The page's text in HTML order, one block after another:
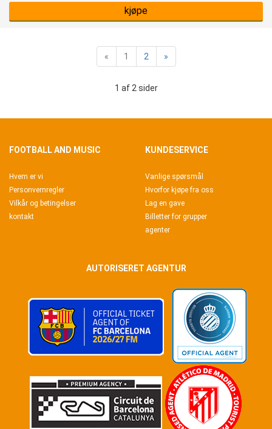
kjøpe
« 1 2 »
1 af 2 sider
FOOTBALL AND MUSIC
Hvem er vi
Personvernregler
Vilkår og betingelser
kontakt
KUNDESERVICE
Vanlige spørsmål
Hvorfor kjøpe fra oss
Lag en gave
Billetter for grupper
agenter
AUTORISERET AGENTUR